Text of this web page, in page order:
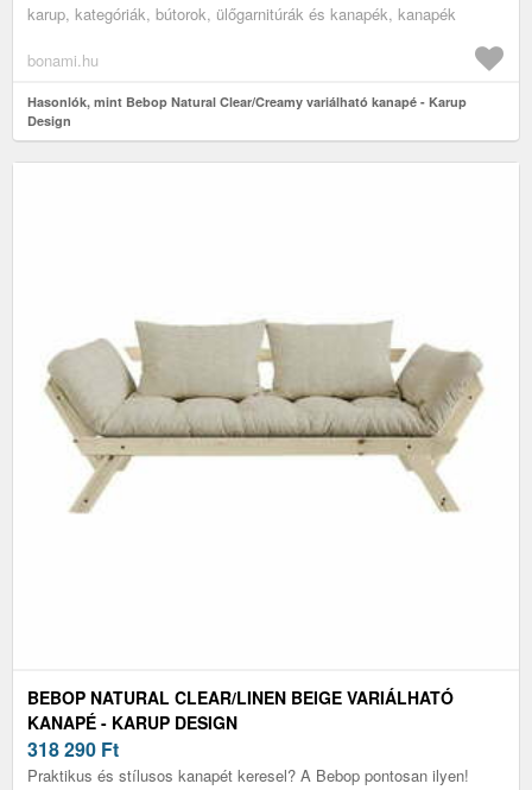
karup, kategóriák, bútorok, ülőgarnitúrák és kanapék, kanapék
bonami.hu
Hasonlók, mint Bebop Natural Clear/Creamy variálható kanapé - Karup
Design
BEBOP NATURAL CLEAR/LINEN BEIGE VARIÁLHATÓ
KANAPÉ - KARUP DESIGN
318 290 Ft
Praktikus és stílusos kanapét keresel? A Bebop pontosan ilyen!